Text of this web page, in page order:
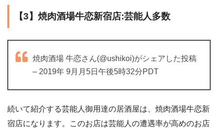
【3】焼肉酒場牛恋新宿店:芸能人多数
焼肉酒場 牛恋さん(@ushikoi)がシェアした投稿
– 2019年 9月月5日午後5時32分PDT
続いて紹介する芸能人御用達の居酒屋は、焼肉酒場牛恋新
宿店になります。このお店は芸能人の遭遇率が高めのお店